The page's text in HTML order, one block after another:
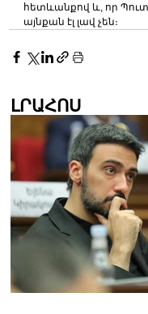
հետևանքով և, որ
այնքան էլ լավ չեն։
ԼՐԱՀՈՍ